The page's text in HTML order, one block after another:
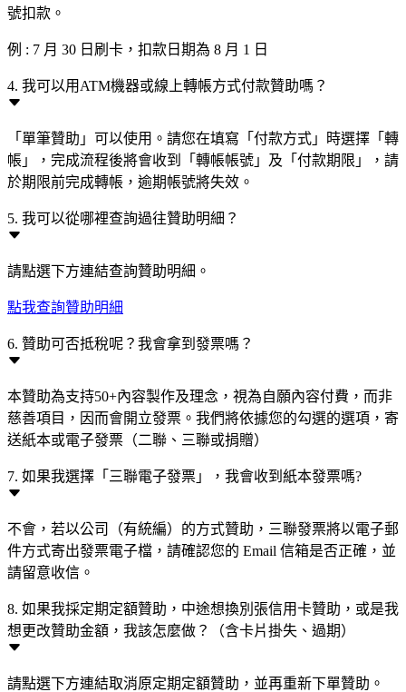
號扣款。
例 : 7 月 30 日刷卡，扣款日期為 8 月 1 日
4. 我可以用ATM機器或線上轉帳方式付款贊助嗎？
「單筆贊助」可以使用。請您在填寫「付款方式」時選擇「轉
帳」，完成流程後將會收到「轉帳帳號」及「付款期限」，請
於期限前完成轉帳，逾期帳號將失效。
5. 我可以從哪裡查詢過往贊助明細？
請點選下方連結查詢贊助明細。
點我查詢贊助明細
6. 贊助可否抵稅呢？我會拿到發票嗎？
本贊助為支持50+內容製作及理念，視為自願內容付費，而非
慈善項目，因而會開立發票。我們將依據您的勾選的選項，寄
送紙本或電子發票（二聯、三聯或捐贈）
7. 如果我選擇「三聯電子發票」，我會收到紙本發票嗎?
不會，若以公司（有統編）的方式贊助，三聯發票將以電子郵
件方式寄出發票電子檔，請確認您的 Email 信箱是否正確，並
請留意收信。
8. 如果我採定期定額贊助，中途想換別張信用卡贊助，或是我
想更改贊助金額，我該怎麼做？（含卡片掛失、過期）
請點選下方連結取消原定期定額贊助，並再重新下單贊助。